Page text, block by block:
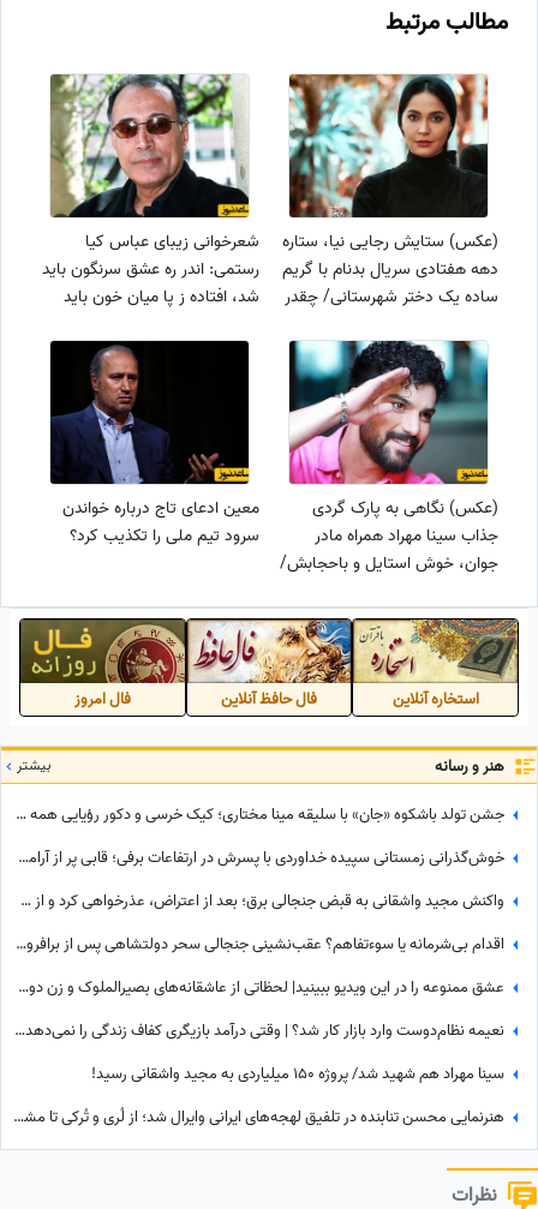
مطالب مرتبط
(عکس) ستایش رجایی نیا، ستاره
دهه هفتادی سریال بدنام با گریم
ساده یک دختر شهرستانی/ چقدر
شعرخوانی زیبای عباس کیا
رستمی: اندر ره عشق سرنگون باید
شد، افتاده ز پا میان خون باید
(عکس) نگاهی به پارک گردی
جذاب سینا مهراد همراه مادر
جوان، خوش استایل و باحجابش/
معین ادعای تاج درباره خواندن
سرود تیم ملی را تکذیب کرد؟
استخاره آنلاین فال حافظ آنلاین فال امروز
هنر و رسانه بیشتر
جشن تولد باشکوه «جان» با سلیقه مینا مختاری؛ کیک خرسی و دکور رؤیایی همه را مجذوب کرد
خوش‌گذرانی زمستانی سپیده خداوردی با پسرش در ارتفاعات برفی؛ قابی پر از آرامش در دل طبیعت
واکنش مجید واشقانی به قبض جنجالی برق؛ بعد از اعتراض، عذرخواهی کرد و از شرکت برق تشکر کرد
اقدام بی‌شرمانه یا سوءتفاهم؟ عقب‌نشینی جنجالی سحر دولتشاهی پس از برافروخته شدن غضب عمومی در پی استوری «اذان»!
عشق ممنوعه را در این ویدیو ببینید| لحظاتی از عاشقانه‌های بصیرالملوک و زن دومش در بامداد خمار؛ از مشاعره دلبرانه تا....
نعیمه نظام‌دوست وارد بازار کار شد؟ | وقتی درآمد بازیگری کفاف زندگی را نمی‌دهد؛ اولین روز کارگری نعیمه نظام‌دوست در کارگاه کابینت‌سازی!
سینا مهراد هم شهید شد/ پروژه 150 میلیاردی به مجید واشقانی رسید!
هنرنمایی محسن تنابنده در تلفیق لهجه‌های ایرانی وایرال شد؛ از لُری و تُرکی تا مشهدی، مازندرانی و فارسی دری + ویدئو
نظرات